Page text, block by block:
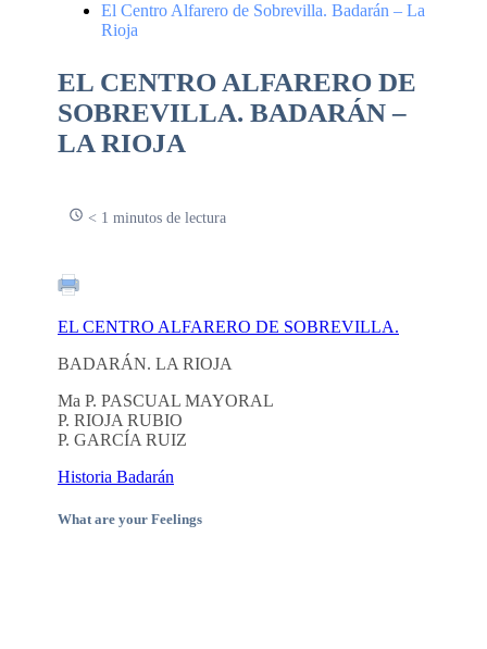
El Centro Alfarero de Sobrevilla. Badarán – La
Rioja
EL CENTRO ALFARERO DE
SOBREVILLA. BADARÁN –
LA RIOJA
< 1 minutos de lectura
EL CENTRO ALFARERO DE SOBREVILLA.
BADARÁN. LA RIOJA
Ma P. PASCUAL MAYORAL
P. RIOJA RUBIO
P. GARCÍA RUIZ
Historia Badarán
What are your Feelings